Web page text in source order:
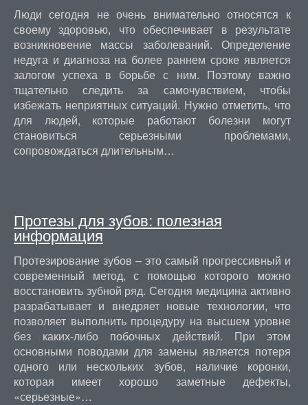
Люди сегодня не очень внимательно относятся к
своему здоровью, что обеспечивает в результате
возникновение массы заболеваний. Определение
недуга и диагноза на более раннем сроке является
залогом успеха в борьбе с ним. Поэтому важно
тщательно следить за самочувствием, чтобы
избежать неприятных ситуаций. Нужно отметить, что
для людей, которые работают болезни могут
становиться серьезными проблемами,
сопровождаться длительным…
Протезы для зубов: полезная
информация
Протезирование зубов – это самый прогрессивный и
современный метод, с помощью которого можно
восстановить зубной ряд. Сегодня медицина активно
разрабатывает и внедряет новые технологии, что
позволяет выполнить процедуру на высшем уровне
без каких-либо побочных действий. При этом
основными поводами для замены является потеря
одного или нескольких зубов, наличие коронки,
которая имеет хорошо заметные дефекты,
«серьезные»…